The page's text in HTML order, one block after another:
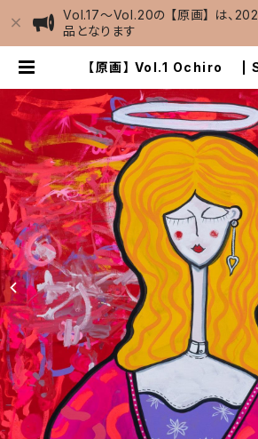
Vol.17～Vol.20の 【原画】 は、
品となります
【原画】 Vol.1 Ochiro |